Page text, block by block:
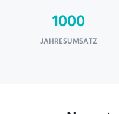
1000
JAHRESUMSATZ